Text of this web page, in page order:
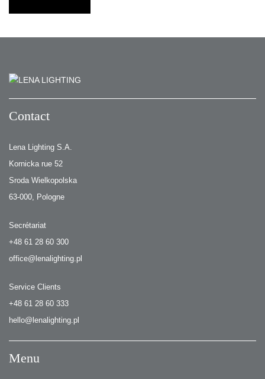
Contact
Lena Lighting S.A.
Kornicka rue 52
Sroda Wielkopolska
63-000, Pologne
Secrétariat
+48 61 28 60 300
office@lenalighting.pl
Service Clients
+48 61 28 60 333
hello@lenalighting.pl
Menu